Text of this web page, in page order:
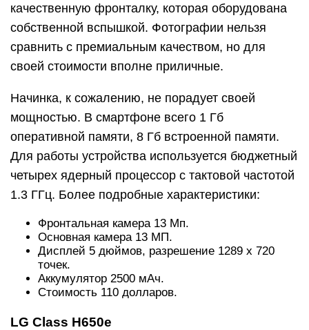
качественную фронталку, которая оборудована
собственной вспышкой. Фотографии нельзя
сравнить с премиальным качеством, но для
своей стоимости вполне приличные.
Начинка, к сожалению, не порадует своей
мощностью. В смартфоне всего 1 Гб
оперативной памяти, 8 Гб встроенной памяти.
Для работы устройства используется бюджетный
четырех ядерный процессор с тактовой частотой
1.3 ГГц. Более подробные характеристики:
Фронтальная камера 13 Мп.
Основная камера 13 МП.
Дисплей 5 дюймов, разрешение 1289 x 720
точек.
Аккумулятор 2500 мАч.
Стоимость 110 долларов.
LG Class H650e